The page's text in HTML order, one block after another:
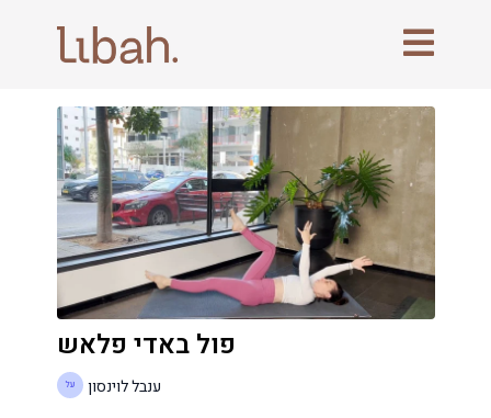
פול באדי פלאש
ענבל לוינסון